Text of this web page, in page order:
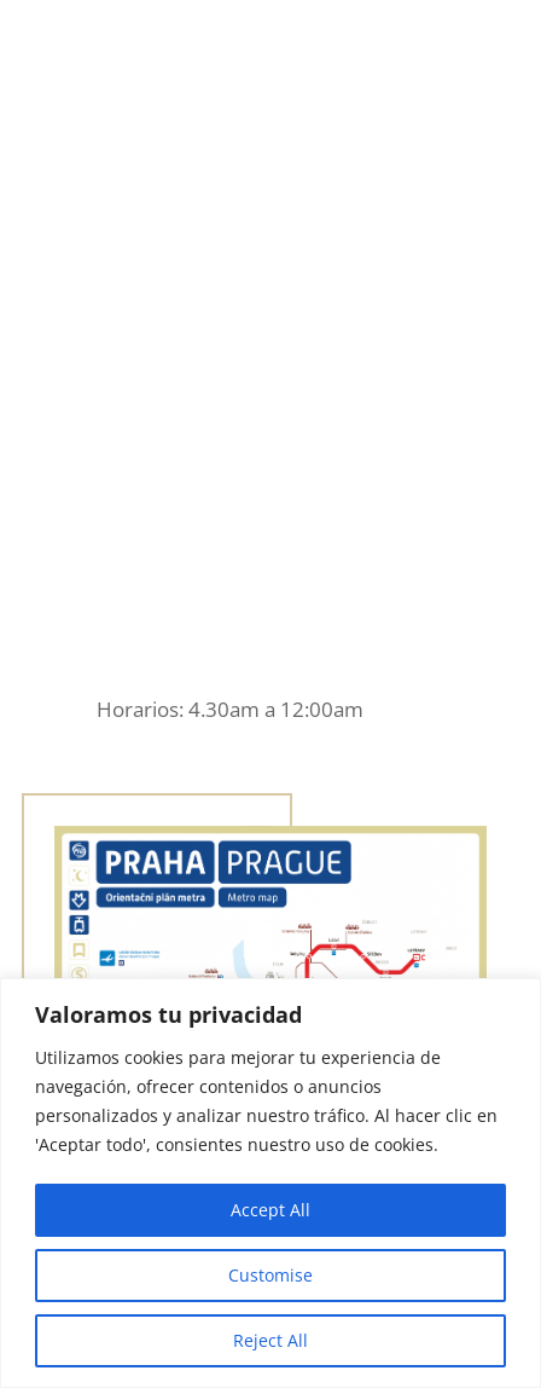
Valoramos tu privacidad
Utilizamos cookies para mejorar tu experiencia de
navegación, ofrecer contenidos o anuncios
personalizados y analizar nuestro tráfico. Al hacer clic en
'Aceptar todo', consientes nuestro uso de cookies.
Customise
Reject All
Accept All
Horarios: 4.30am a 12:00am